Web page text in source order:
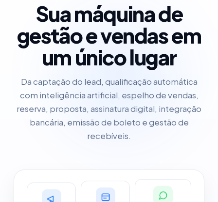
Sua máquina de
gestão e vendas em
um único lugar
Da captação do lead, qualificação automática
com inteligência artificial, espelho de vendas,
reserva, proposta, assinatura digital, integração
bancária, emissão de boleto e gestão de
recebíveis.